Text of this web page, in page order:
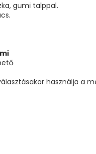
gumi talppal.
használja a